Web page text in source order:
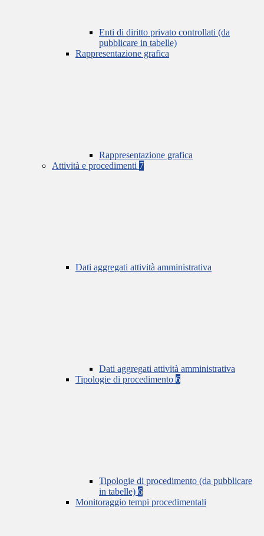
Enti di diritto privato controllati (da
pubblicare in tabelle)
Rappresentazione grafica
Rappresentazione grafica
Attività e procedimenti 7
Dati aggregati attività amministrativa
Dati aggregati attività amministrativa
Tipologie di procedimento 6
Tipologie di procedimento (da pubblicare
in tabelle) 6
Monitoraggio tempi procedimentali